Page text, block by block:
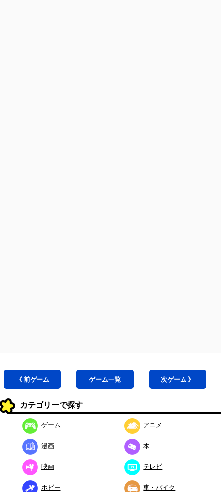
《 前ゲーム ゲーム一覧 次ゲーム 》
カテゴリーで探す
ゲーム アニメ
漫画 本
映画 テレビ
ホビー 車・バイク